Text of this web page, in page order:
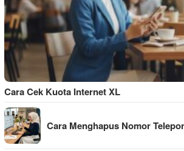
Cara Cek Kuota Internet XL
Cara Menghapus Nomor